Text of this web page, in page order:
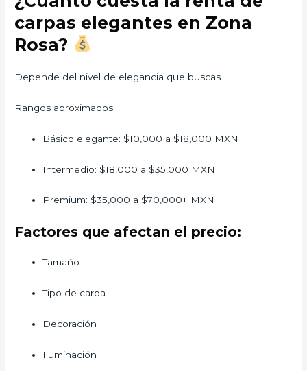
carpas elegantes en Zona
Rosa?
Depende del nivel de elegancia que buscas.
Rangos aproximados:
Básico elegante: $10,000 a $18,000 MXN
Intermedio: $18,000 a $35,000 MXN
Premium: $35,000 a $70,000+ MXN
Factores que afectan el precio:
Tamaño
Tipo de carpa
Decoración
Iluminación